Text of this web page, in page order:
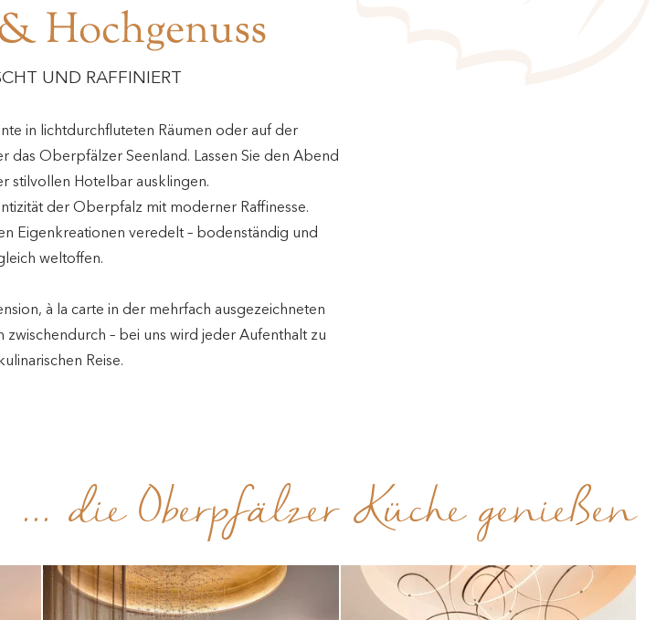
Hochgenuss
UND RAFFINIERT
in lichtdurchfluteten Räumen oder auf der
das Oberpfälzer Seenland. Lassen Sie den Abend
stilvollen Hotelbar ausklingen.
der Oberpfalz mit moderner Raffinesse.
Eigenkreationen veredelt – bodenständig und
weltoffen.
à la carte in der mehrfach ausgezeichneten
– bei uns wird jeder Aufenthalt zu
Reise.
... die Oberpfälzer Küche genießen